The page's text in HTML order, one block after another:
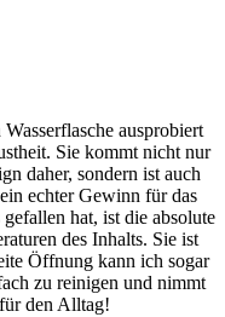
ausprobiert
Sie kommt nicht nur
daher, sondern ist auch
echter Gewinn für das
hat, ist die absolute
des Inhalts. Sie ist
Öffnung kann ich sogar
zu reinigen und nimmt
den Alltag!